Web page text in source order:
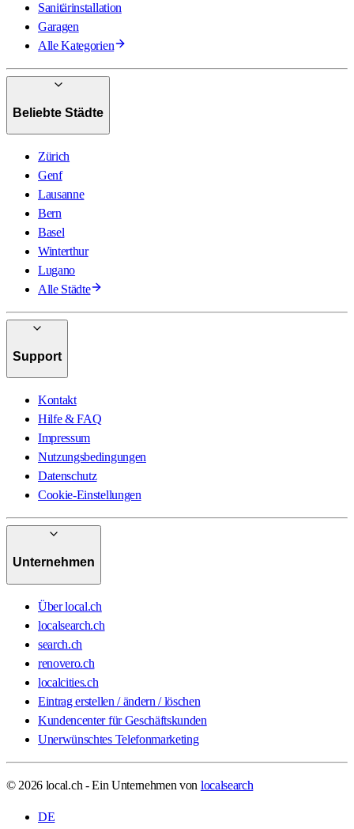
Sanitärinstallation
Garagen
Alle Kategorien
Beliebte Städte
Zürich
Genf
Lausanne
Bern
Basel
Winterthur
Lugano
Alle Städte
Support
Kontakt
Hilfe & FAQ
Impressum
Nutzungsbedingungen
Datenschutz
Cookie-Einstellungen
Unternehmen
Über local.ch
localsearch.ch
search.ch
renovero.ch
localcities.ch
Eintrag erstellen / ändern / löschen
Kundencenter für Geschäftskunden
Unerwünschtes Telefonmarketing
© 2026 local.ch - Ein Unternehmen von localsearch
DE